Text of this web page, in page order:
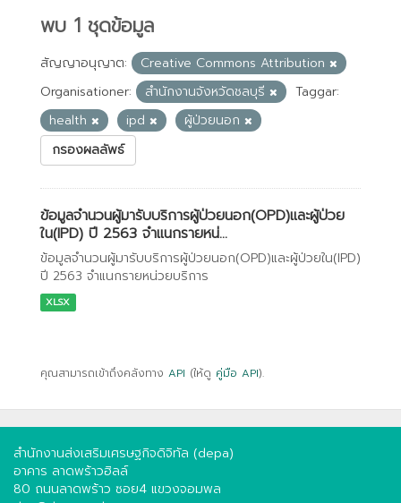
พบ 1 ชุดข้อมูล
สัญญาอนุญาต:
Creative Commons Attribution
Organisationer:
สำนักงานจังหวัดชลบุรี
Taggar:
health
ipd
ผู้ป่วยนอก
กรองผลลัพธ์
ข้อมูลจำนวนผู้มารับบริการผู้ป่วยนอก(OPD)และผู้ป่วย
ใน(IPD) ปี 2563 จำแนกรายหน่...
ข้อมูลจำนวนผู้มารับบริการผู้ป่วยนอก(OPD)และผู้ป่วยใน(IPD)
ปี 2563 จำแนกรายหน่วยบริการ
XLSX
คุณสามารถเข้าถึงคลังทาง API (ให้ดู คู่มือ API).
สำนักงานส่งเสริมเศรษฐกิจดิจิทัล (depa)
อาคาร ลาดพร้าวฮิลล์
80 ถนนลาดพร้าว ซอย4 แขวงจอมพล